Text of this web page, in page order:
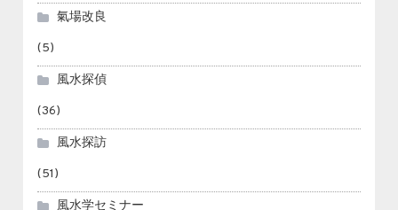
氣場改良
(5)
風水探偵
(36)
風水探訪
(51)
風水学セミナー